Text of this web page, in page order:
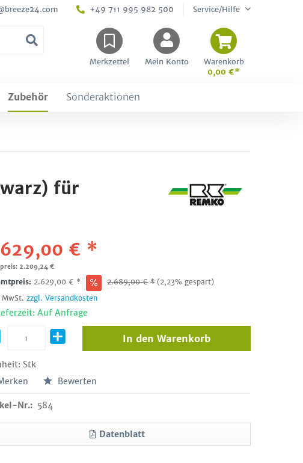
+49 711 995 982 500 Service/Hilfe
Merkzettel Mein Konto
Warenkorb
0,00 €*
Zubehör Sonderaktionen
für
€ *
2.209,24 €
2.629,00 € * 2.689,00€ * (2,23% gespart)
MwSt.zzgl. Versandkosten
Auf Anfrage
Stk
In den Warenkorb
Bewerten
Nr.: 584
Datenblatt